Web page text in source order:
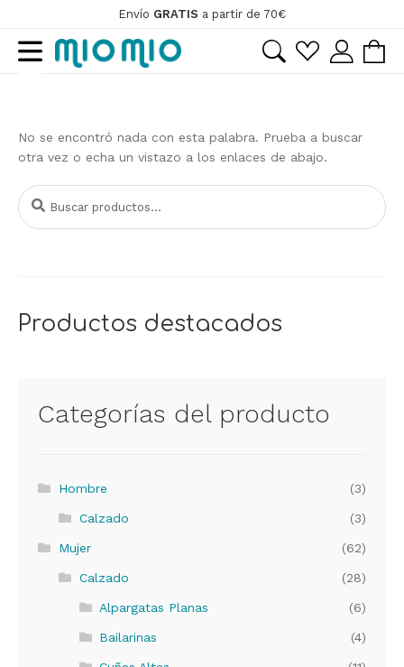
Envío GRATIS a partir de 70€
Ir
a
Ir
al
No se encontró nada con esta palabra. Prueba a buscar
otra vez o echa un vistazo a los enlaces de abajo.
Buscar
por:
Buscar
Productos destacados
Categorías del producto
Hombre (3)
Calzado (3)
Mujer (62)
Calzado (28)
Alpargatas Planas (6)
Bailarinas (4)